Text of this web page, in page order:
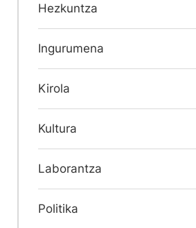
Hezkuntza
Ingurumena
Kirola
Kultura
Laborantza
Politika